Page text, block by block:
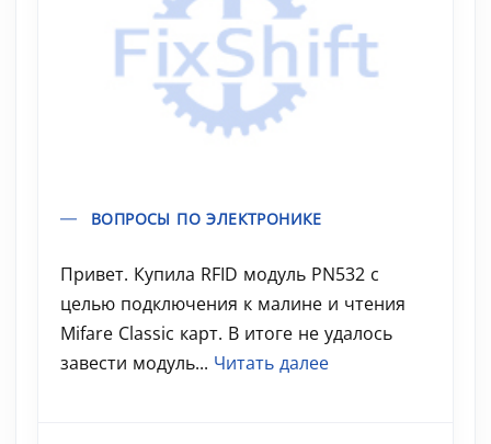
ВОПРОСЫ ПО ЭЛЕКТРОНИКЕ
Привет. Купила RFID модуль PN532 с
целью подключения к малине и чтения
Mifare Classic карт. В итоге не удалось
завести модуль... Читать далее